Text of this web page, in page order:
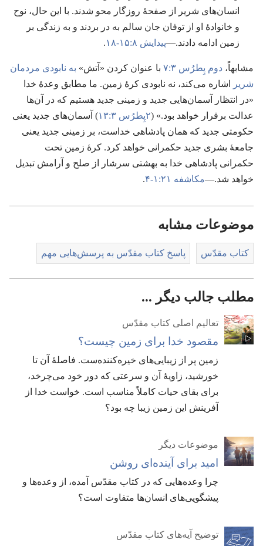
انسان‌های شریر از صفحهٔ روزگار محو شدند.‏ با این حال،‏ نوح
و خانوادهٔ او از توفان جان سالم به در بردند و به زندگی بر
زمین ادامه دادند.‏—‏پیدایش ۸:‏۱۵-‏۱۸ .‏
مشابهاً،‏ دوم پِطرُس ۳:‏۷ با عنوان کردن «آتش» به نابودی مردمان
شریر
اشاره می‌کند،‏ نه نابودی کرهٔ زمین.‏ ما مطابق وعدهٔ خدا
«در انتظار آسمان‌هایی جدید و زمینی جدید هستیم که در آن‌ها
عدالت برقرار خواهد بود.‏» (‏۲پِطرُس ۳:‏۱۳
)‏ آسمان‌های جدید یعنی
حکومتی جدید که همان پادشاهی خداست،‏ بر زمینی جدید یعنی
جامعهٔ بشری جدید حکمرانی خواهد کرد.‏ کرهٔ زمین تحت
حکمرانی پادشاهی خدا به بهشتی سرشار از صلح و آرامش تبدیل
خواهد شد.‏—‏مکاشفه ۲۱:‏۱-‏۴ .‏
موضوعات مشابه
کتاب مقدّس پاسخ کتاب مقدّس به پرسش‌هایی مهم
مطلب جالب دیگر ...
تعالیم اصلی کتاب مقدّس
مقصود خدا برای زمین چیست؟‏
زمین پر از زیبایی‌های خیره‌کننده‌ست.‏ فاصلهٔ آن تا
خورشید،‏ زاویهٔ آن و سرعتی که دور خود می‌چرخد،‏
برای بقای حیات کاملاً مناسب است.‏ خواست خدا از
آفرینش این زمین زیبا چه بود؟‏
موضوعات دیگر
امید برای آینده‌ای روشن
چرا وعده‌هایی که در کتاب مقدّس آمده،‏ از وعده‌ها و
پیشگویی‌های انسان‌ها متفاوت است؟‏
توضیح آیه‌های کتاب مقدّس